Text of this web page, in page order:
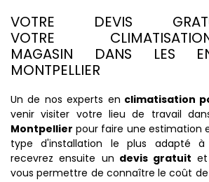
VOTRE DEVIS
VOTRE
MAGASIN DANS LES
MONTPELLIER
Un de nos experts en climatisation
venir visiter votre lieu de travail
Montpellier pour faire une estimation
type d'installation le plus adapté à
recevrez ensuite un devis gratuit
vous permettre de connaître le coût